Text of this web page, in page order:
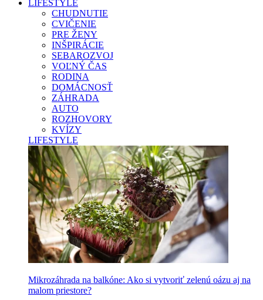
LIFESTYLE
CHUDNUTIE
CVIČENIE
PRE ŽENY
INŠPIRÁCIE
SEBAROZVOJ
VOĽNÝ ČAS
RODINA
DOMÁCNOSŤ
ZÁHRADA
AUTO
ROZHOVORY
KVÍZY
LIFESTYLE
Mikrozáhrada na balkóne: Ako si vytvoriť zelenú oázu aj na
malom priestore?